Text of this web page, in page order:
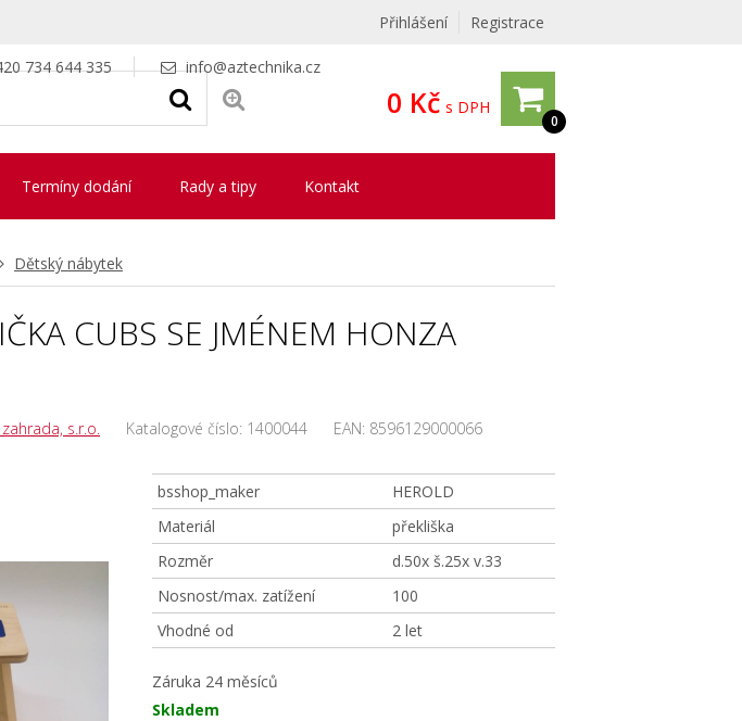
Přihlášení Registrace
734 644 335 info@aztechnika.cz
0
0 Kč s DPH
Termíny dodání Rady a tipy Kontakt
Dětský nábytek
CUBS SE JMÉNEM HONZA
s.r.o. Katalogové číslo: 1400044 EAN: 8596129000066
bsshop_maker
HEROLD
Materiál
překliška
Rozměr
d.50x š.25x v.33
Nosnost/max. zatížení
100
Vhodné od
2 let
Záruka 24 měsíců
Skladem